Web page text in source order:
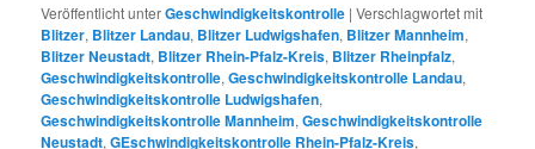
Veröffentlicht unterGeschwindigkeitskontrolle |Verschlagwortet mit
Blitzer, Blitzer Landau, Blitzer Ludwigshafen, Blitzer Mannheim,
Blitzer Neustadt, Blitzer Rhein-Pfalz-Kreis, Blitzer Rheinpfalz,
Geschwindigkeitskontrolle,Geschwindigkeitskontrolle Landau,
Geschwindigkeitskontrolle Ludwigshafen,
Geschwindigkeitskontrolle Mannheim,Geschwindigkeitskontrolle
Neustadt,GEschwindigkeitskontrolle Rhein-Pfalz-Kreis,